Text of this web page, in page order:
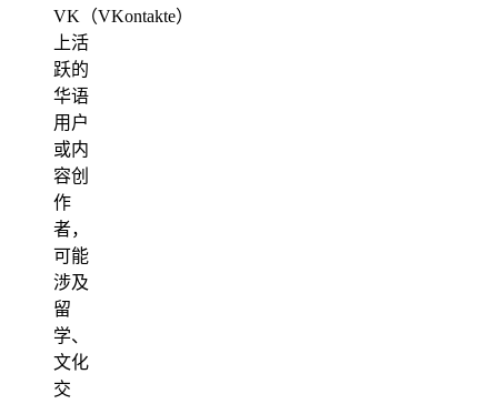
VK（VKontakte）
上活
跃的
华语
用户
或内
容创
作
者，
可能
涉及
留
学、
文化
交